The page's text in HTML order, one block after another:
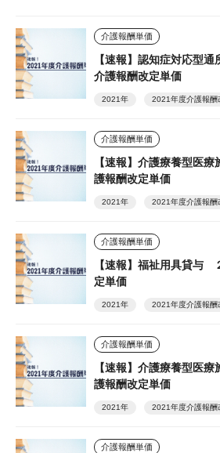
介護報酬単価
【速報】認知症対応型
介護報酬改定単価
2021年 2021年度介護報酬
介護報酬単価
【速報】介護療養型医
護報酬改定単価
2021年 2021年度介護報酬
介護報酬単価
【速報】福祉用具貸与
定単価
2021年 2021年度介護報酬
介護報酬単価
【速報】介護療養型医
護報酬改定単価
2021年 2021年度介護報酬
介護報酬単価